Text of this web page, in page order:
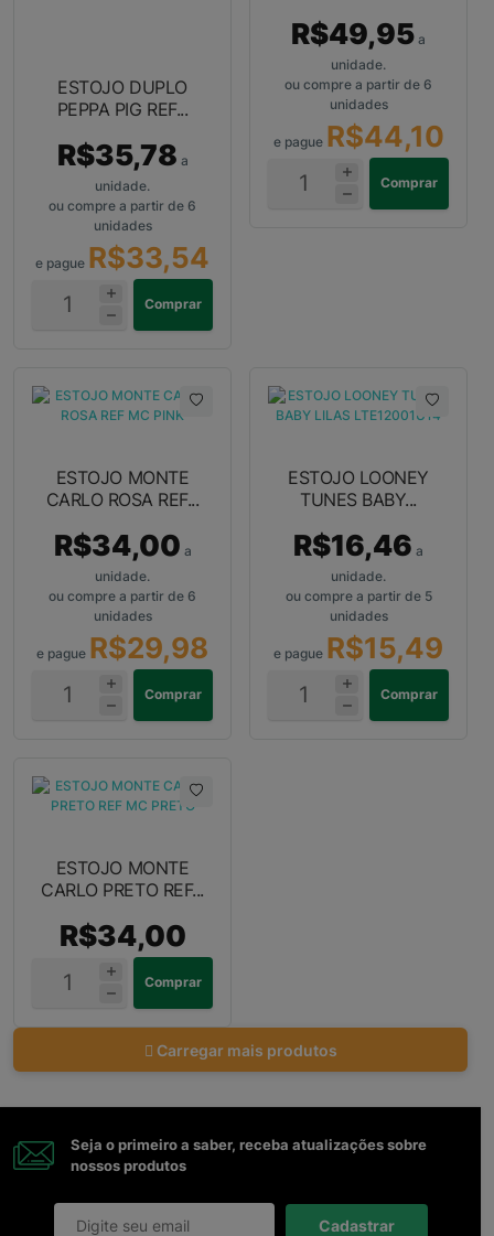
ESTOJO DUPLO
PEPPA PIG REF...
R$35,78 a
unidade.
ou compre a partir de 6
unidades
e pague R$33,54
Comprar
R$49,95 a
unidade.
ou compre a partir de 6
unidades
e pague R$44,10
Comprar
ESTOJO MONTE
CARLO ROSA REF...
R$34,00 a
unidade.
ou compre a partir de 6
unidades
e pague R$29,98
Comprar
ESTOJO LOONEY
TUNES BABY...
R$16,46 a
unidade.
ou compre a partir de 5
unidades
e pague R$15,49
Comprar
ESTOJO MONTE
CARLO PRETO REF...
R$34,00
Comprar
Carregar mais produtos
Seja o primeiro a saber, receba atualizações sobre
nossos produtos
Cadastrar